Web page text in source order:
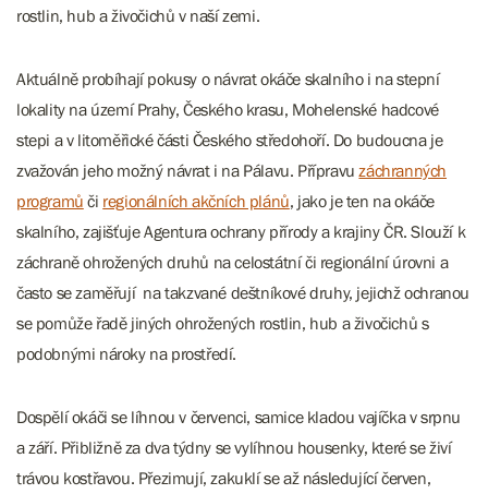
rostlin, hub a živočichů v naší zemi.
Aktuálně probíhají pokusy o návrat okáče skalního i na stepní
lokality na území Prahy, Českého krasu, Mohelenské hadcové
stepi a v litoměřické části Českého středohoří. Do budoucna je
zvažován jeho možný návrat i na Pálavu. Přípravu ​​​​​​záchranných
programů či regionálních akčních plánů, jako je ten na okáče
skalního, zajišťuje Agentura ochrany přírody a krajiny ČR. Slouží k
záchraně ohrožených druhů na celostátní či regionální úrovni a
často se zaměřují na takzvané deštníkové druhy, jejichž ochranou
se pomůže řadě jiných ohrožených rostlin, hub a živočichů s
podobnými nároky na prostředí.
Dospělí okáči se líhnou v červenci, samice kladou vajíčka v srpnu
a září. Přibližně za dva týdny se vylíhnou housenky, které se živí
trávou kostřavou. Přezimují, zakuklí se až následující červen,